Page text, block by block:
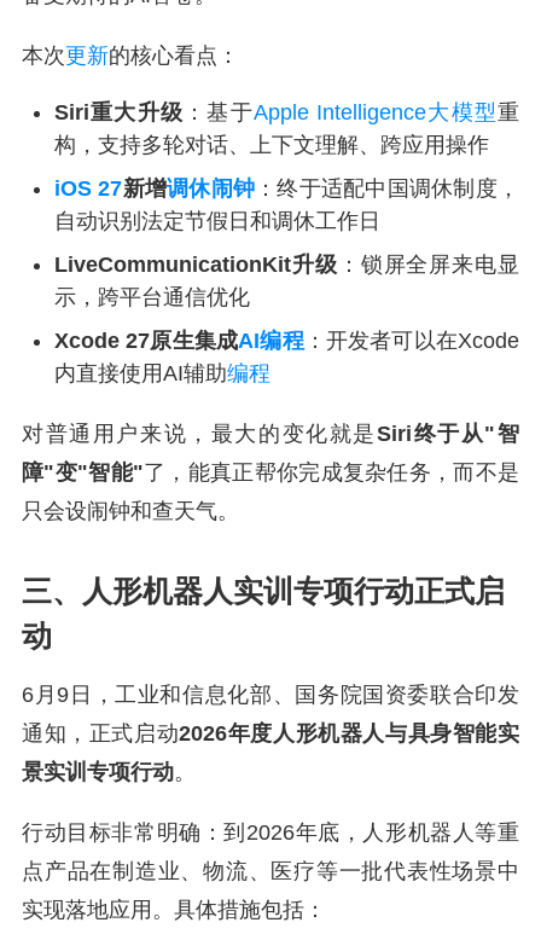
本次更新的核心看点：
Siri重大升级 ：基于Apple Intelligence大模型重
构，支持多轮对话、上下文理解、跨应用操作
iOS 27新增调休闹钟 ：终于适配中国调休制度，
自动识别法定节假日和调休工作日
LiveCommunicationKit升级 ：锁屏全屏来电显
示，跨平台通信优化
Xcode 27原生集成AI编程：开发者可以在Xcode
内直接使用AI辅助编程
对普通用户来说，最大的变化就是Siri终于从"智
障"变"智能"了，能真正帮你完成复杂任务，而不是
只会设闹钟和查天气。
三、人形机器人实训专项行动正式启
动
6月9日，工业和信息化部、国务院国资委联合印发
通知，正式启动2026年度人形机器人与具身智能实
景实训专项行动。
行动目标非常明确：到2026年底，人形机器人等重
点产品在制造业、物流、医疗等一批代表性场景中
实现落地应用。具体措施包括：